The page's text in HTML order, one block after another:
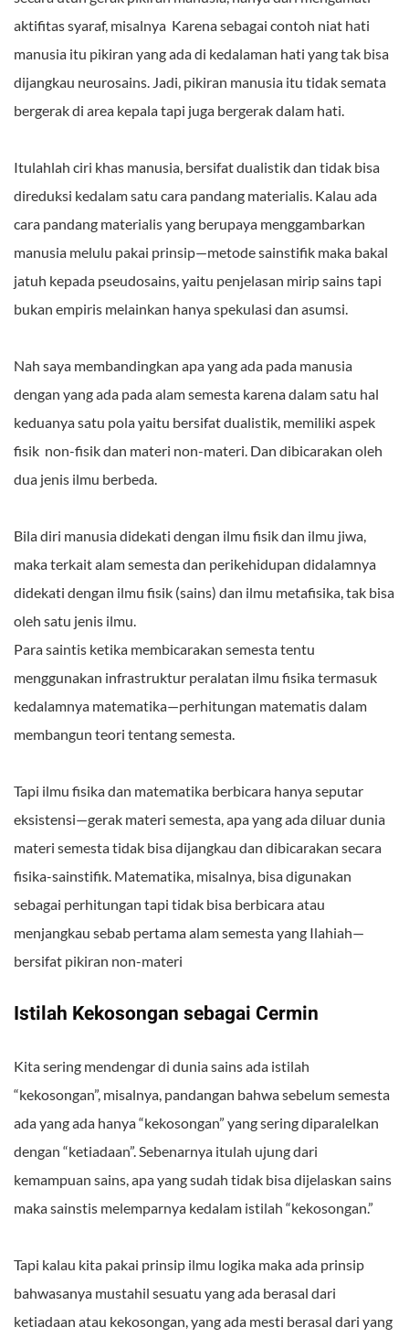
aktifitas syaraf, misalnya Karena sebagai contoh niat hati
manusia itu pikiran yang ada di kedalaman hati yang tak bisa
dijangkau neurosains. Jadi, pikiran manusia itu tidak semata
bergerak di area kepala tapi juga bergerak dalam hati.
Itulahlah ciri khas manusia, bersifat dualistik dan tidak bisa
direduksi kedalam satu cara pandang materialis. Kalau ada
cara pandang materialis yang berupaya menggambarkan
manusia melulu pakai prinsip—metode sainstifik maka bakal
jatuh kepada pseudosains, yaitu penjelasan mirip sains tapi
bukan empiris melainkan hanya spekulasi dan asumsi.
Nah saya membandingkan apa yang ada pada manusia
dengan yang ada pada alam semesta karena dalam satu hal
keduanya satu pola yaitu bersifat dualistik, memiliki aspek
fisik non-fisik dan materi non-materi. Dan dibicarakan oleh
dua jenis ilmu berbeda.
Bila diri manusia didekati dengan ilmu fisik dan ilmu jiwa,
maka terkait alam semesta dan perikehidupan didalamnya
didekati dengan ilmu fisik (sains) dan ilmu metafisika, tak bisa
oleh satu jenis ilmu.
Para saintis ketika membicarakan semesta tentu
menggunakan infrastruktur peralatan ilmu fisika termasuk
kedalamnya matematika—perhitungan matematis dalam
membangun teori tentang semesta.
Tapi ilmu fisika dan matematika berbicara hanya seputar
eksistensi—gerak materi semesta, apa yang ada diluar dunia
materi semesta tidak bisa dijangkau dan dibicarakan secara
fisika-sainstifik. Matematika, misalnya, bisa digunakan
sebagai perhitungan tapi tidak bisa berbicara atau
menjangkau sebab pertama alam semesta yang Ilahiah—
bersifat pikiran non-materi
Istilah Kekosongan sebagai Cermin
Kita sering mendengar di dunia sains ada istilah
“kekosongan”, misalnya, pandangan bahwa sebelum semesta
ada yang ada hanya “kekosongan” yang sering diparalelkan
dengan “ketiadaan”. Sebenarnya itulah ujung dari
kemampuan sains, apa yang sudah tidak bisa dijelaskan sains
maka sainstis melemparnya kedalam istilah “kekosongan.”
Tapi kalau kita pakai prinsip ilmu logika maka ada prinsip
bahwasanya mustahil sesuatu yang ada berasal dari
ketiadaan atau kekosongan, yang ada mesti berasal dari yang